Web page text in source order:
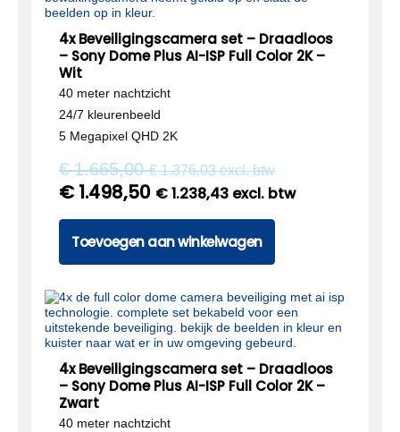
4x Beveiligingscamera set – Draadloos
– Sony Dome Plus AI-ISP Full Color 2K –
Wit
40 meter nachtzicht
24/7 kleurenbeeld
5 Megapixel QHD 2K
€1.665,00 €1.376,03excl. btw
€1.498,50 €1.238,43 excl. btw
Toevoegen aan winkelwagen
4x Beveiligingscamera set – Draadloos
– Sony Dome Plus AI-ISP Full Color 2K –
Zwart
40 meter nachtzicht